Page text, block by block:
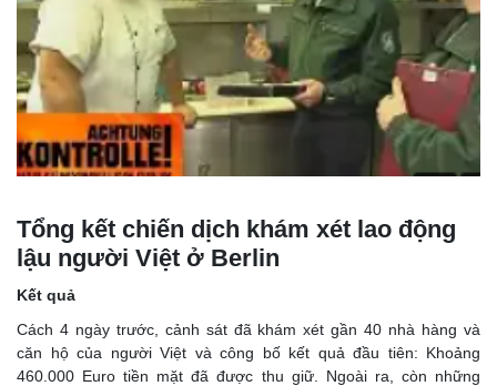
Tổng kết chiến dịch khám xét lao động
lậu người Việt ở Berlin
Kết quả
Cách 4 ngày trước, cảnh sát đã khám xét gần 40 nhà hàng và
căn hộ của người Việt và công bố kết quả đầu tiên: Khoảng
460.000 Euro tiền mặt đã được thu giữ. Ngoài ra, còn những